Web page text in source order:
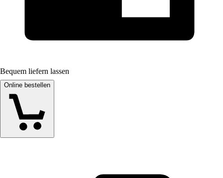
Bequem liefern lassen
Online bestellen